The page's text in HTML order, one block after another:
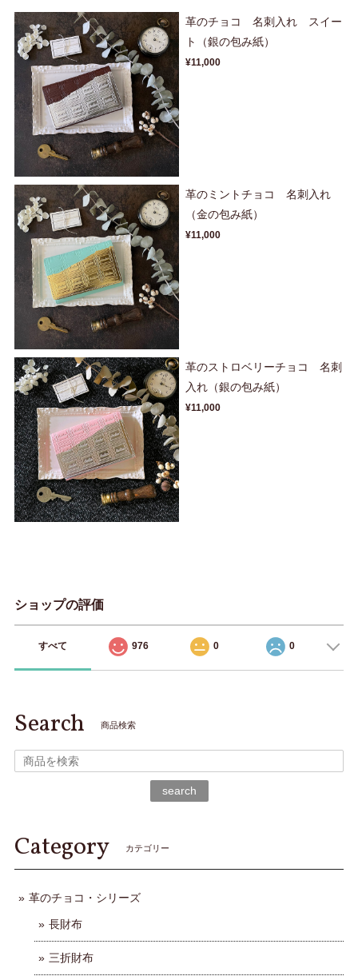
革のチョコ 名刺入れ スイー
ト（銀の包み紙）
¥11,000
革のミントチョコ 名刺入れ
（金の包み紙）
¥11,000
革のストロベリーチョコ 名刺
入れ（銀の包み紙）
¥11,000
ショップの評価
すべて 976 0 0
Search 商品検索
search
Category カテゴリー
革のチョコ・シリーズ
長財布
三折財布